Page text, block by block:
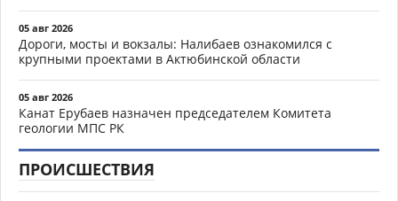
05 авг 2026
Дороги, мосты и вокзалы: Налибаев ознакомился с
крупными проектами в Актюбинской области
05 авг 2026
Канат Ерубаев назначен председателем Комитета
геологии МПС РК
ПРОИСШЕСТВИЯ